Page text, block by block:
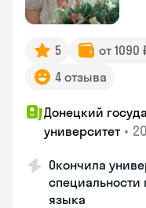
5 от 1090
4 отзыва
Донецкий
университет •
Окончила
специальности
языка